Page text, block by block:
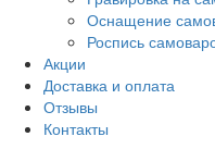
Оснащение
Роспись
Акции
Доставка и оплата
Отзывы
Контакты